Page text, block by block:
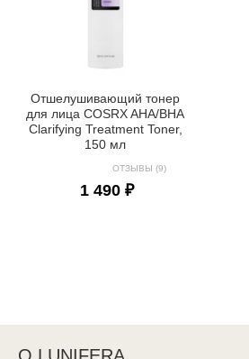
Отшелушивающий тонер
для лица COSRX AHA/BHA
Clarifying Treatment Toner,
150 мл
ОТЗЫВЫ (9)
1 490 ₽